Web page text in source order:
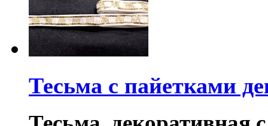
Тесьма с пайетками